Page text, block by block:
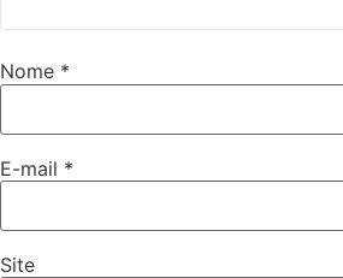
Nome *
E-mail *
Site